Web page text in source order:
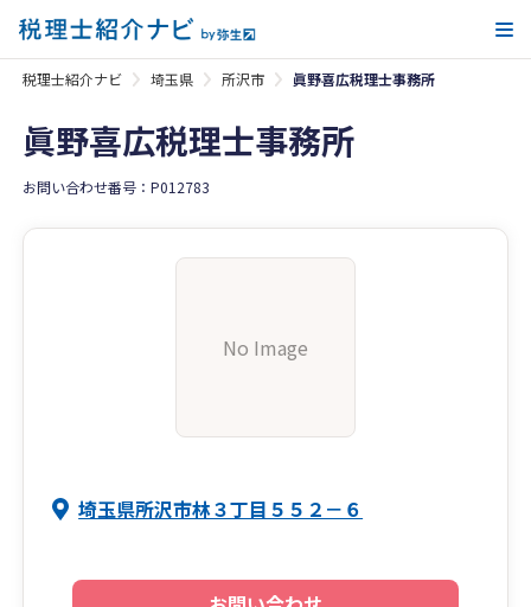
税理士紹介ナビ 埼玉県 所沢市 眞野喜広税理士事務所
眞野喜広税理士事務所
お問い合わせ番号：P012783
No Image
埼玉県所沢市林３丁目５５２－６